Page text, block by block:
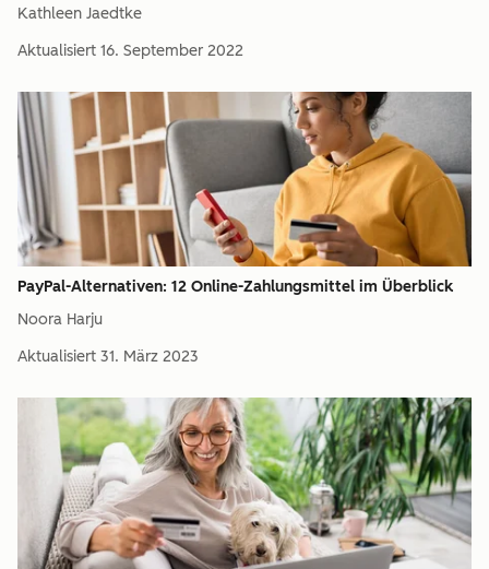
Kathleen Jaedtke
Aktualisiert 16. September 2022
PayPal-Alternativen: 12 Online-Zahlungsmittel im Überblick
Noora Harju
Aktualisiert 31. März 2023